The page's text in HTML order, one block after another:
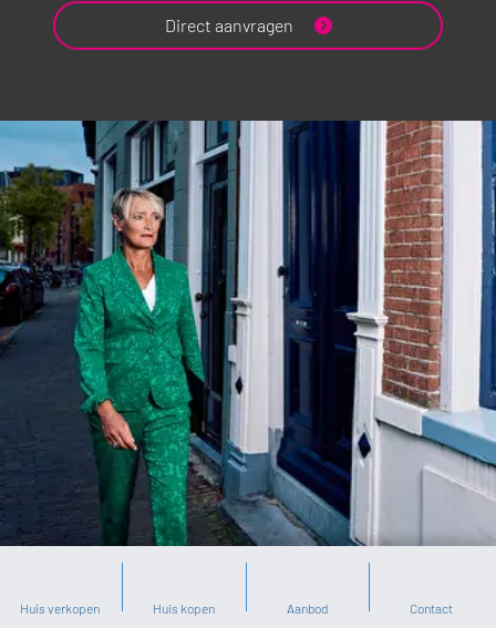
Huis verkopen Huis kopen Aanbod Contact
Direct aanvragen